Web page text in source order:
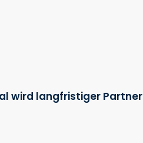
wird langfristiger Partner